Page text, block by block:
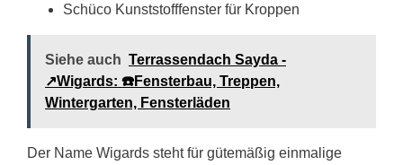
Schüco Kunststofffenster für Kroppen
Siehe auch Terrassendach Sayda -
↗️Wigards: ☎️Fensterbau, Treppen,
Wintergarten, Fensterläden
Der Name Wigards steht für gütemäßig einmalige